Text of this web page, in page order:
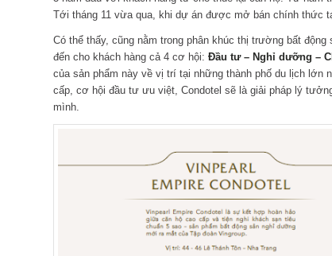
Tới tháng 11 vừa qua, khi dự án được mở bán chính thức
Có thể thấy, cũng nằm trong phân khúc thị trường bất
đến cho khách hàng cả 4 cơ hội: Đầu tư – Nghỉ dưỡng –
của sản phẩm này về vị trí tại những thành phố du lịch
cấp, cơ hội đầu tư ưu việt, Condotel sẽ là giải pháp lý
mình.